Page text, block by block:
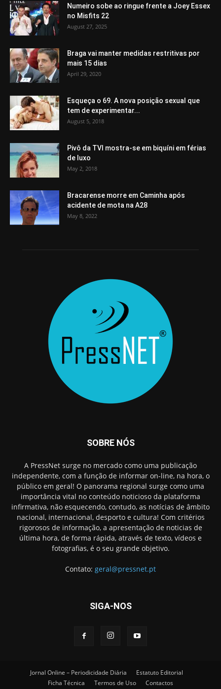
Numeiro sobe ao ringue frente a Joey Essex
no Misfits 22
August 27, 2025
Braga vai manter medidas restritivas por
mais 15 dias
April 29, 2020
Esqueça o 69. A nova posição sexual que
tem de experimentar...
August 5, 2018
Pivô da TVI mostra-se em biquíni em férias
de luxo
May 2, 2018
Bracarense morre em Caminha após
acidente de mota na A28
May 8, 2022
SOBRE NÓS
A PressNet surge no mercado como uma publicação
independente, com a função de informar on-line, na hora, o
público em geral! O panorama regional surge como uma
importância vital no conteúdo noticioso da plataforma
infirmativa, não esquecendo, contudo, as notícias de âmbito
nacional, internacional, desporto e cultura! Com critérios
rigorosos de informação, a apresentação de noticias de
última hora, de forma rápida, através de texto, vídeos e
fotografias, é o seu grande objetivo.
Contato: geral@pressnet.pt
SIGA-NOS
Jornal Online – Periodicidade Diária
Estatuto Editorial
Ficha Técnica
Termos de Uso Contactos